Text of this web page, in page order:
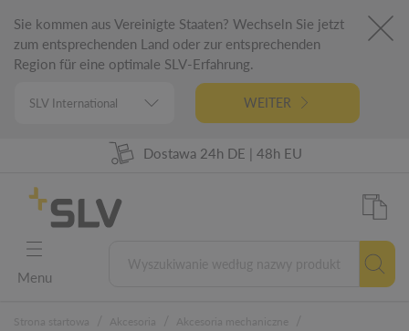
Sie kommen aus Vereinigte Staaten? Wechseln Sie jetzt
zum entsprechenden Land oder zur entsprechenden
Region für eine optimale SLV-Erfahrung.
WEITER
98% Dostępności towarów
Dostawa 24h DE | 48h EU
5 lat gwarancji
Niemiecka inżynieria
Menu